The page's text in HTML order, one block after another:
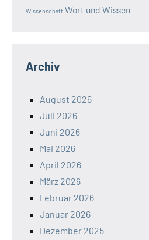
Wissenschaft Wort und Wissen
Archiv
August 2026
Juli 2026
Juni 2026
Mai 2026
April 2026
März 2026
Februar 2026
Januar 2026
Dezember 2025